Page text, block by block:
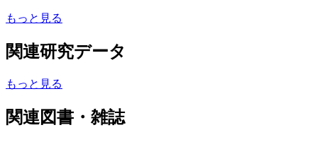
もっと見る
関連研究データ
もっと見る
関連図書・雑誌